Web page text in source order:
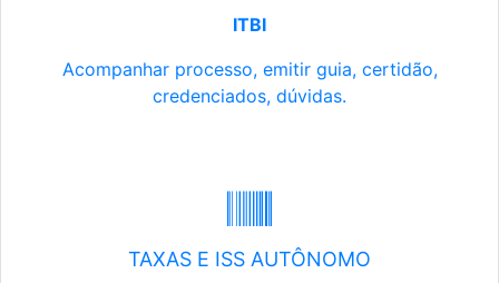
ITBI
Acompanhar processo, emitir guia, certidão,
credenciados, dúvidas.
TAXAS E ISS AUTÔNOMO